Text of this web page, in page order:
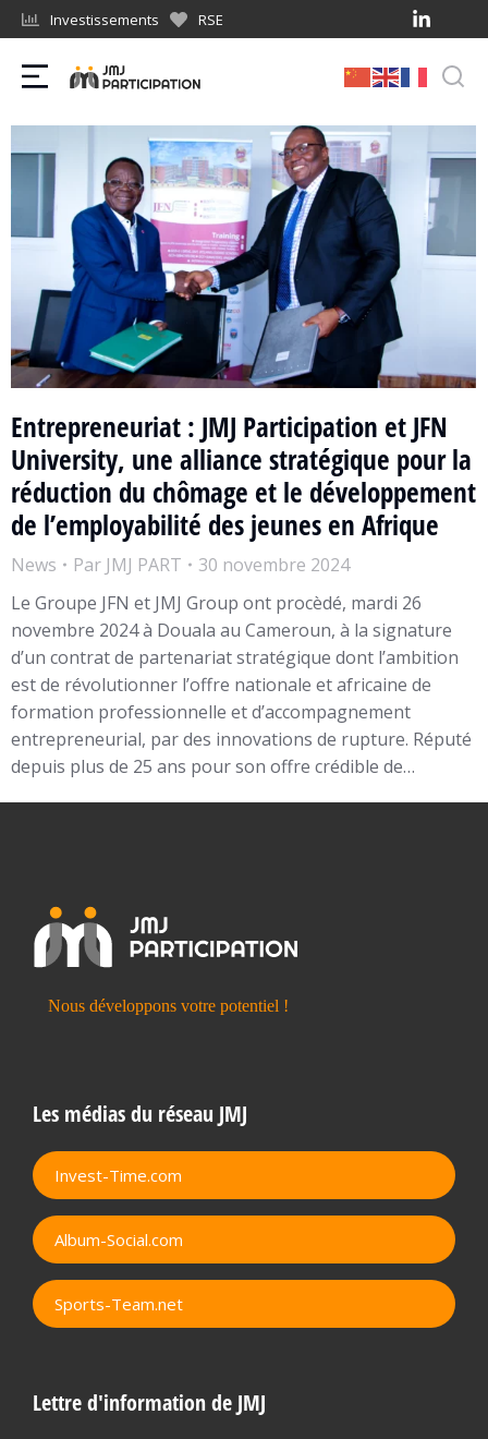
Investissements RSE
Entrepreneuriat : JMJ Participation et JFN
University, une alliance stratégique pour la
réduction du chômage et le développement
de l’employabilité des jeunes en Afrique
News Par JMJ PART
30 novembre 2024
Le Groupe JFN et JMJ Group ont procèdé, mardi 26
novembre 2024 à Douala au Cameroun, à la signature
d’un contrat de partenariat stratégique dont l’ambition
est de révolutionner l’offre nationale et africaine de
formation professionnelle et d’accompagnement
entrepreneurial, par des innovations de rupture. Réputé
depuis plus de 25 ans pour son offre crédible de…
Les médias du réseau JMJ
Invest-Time.com
Album-Social.com
Sports-Team.net
Lettre d'information de JMJ